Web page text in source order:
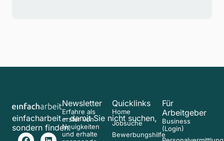
einfacharbeit – damit Sie nicht suchen,
sondern finden.
Quicklinks
Home
Jobsuche
Bewerbungshilfe
Für
Arbeitgeber
Business
(Login)
Newsletter
Erfahre als
erster von
Neuigkeiten
und erhalte